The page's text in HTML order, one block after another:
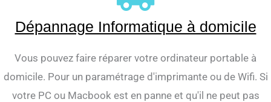
Dépannage Informatique à domicile
Vous pouvez faire réparer votre ordinateur portable à
domicile. Pour un paramétrage d'imprimante ou de Wifi. Si
votre PC ou Macbook est en panne et qu'il ne peut pas